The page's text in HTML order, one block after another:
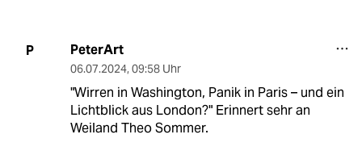
P PeterArt
06.07.2024, 09:58 Uhr
"Wirren in Washington, Panik in Paris – und ein
Lichtblick aus London?" Erinnert sehr an
Weiland Theo Sommer.